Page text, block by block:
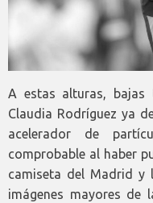
A estas alturas, bajas
Claudia Rodríguez ya
acelerador de
comprobable al haber
camiseta del Madrid y
imágenes mayores de